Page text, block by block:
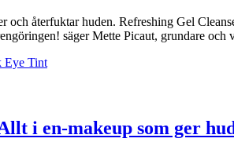
och återfuktar huden. Refreshing Gel
säger Mette Picaut, grundare
i en-makeup som ger